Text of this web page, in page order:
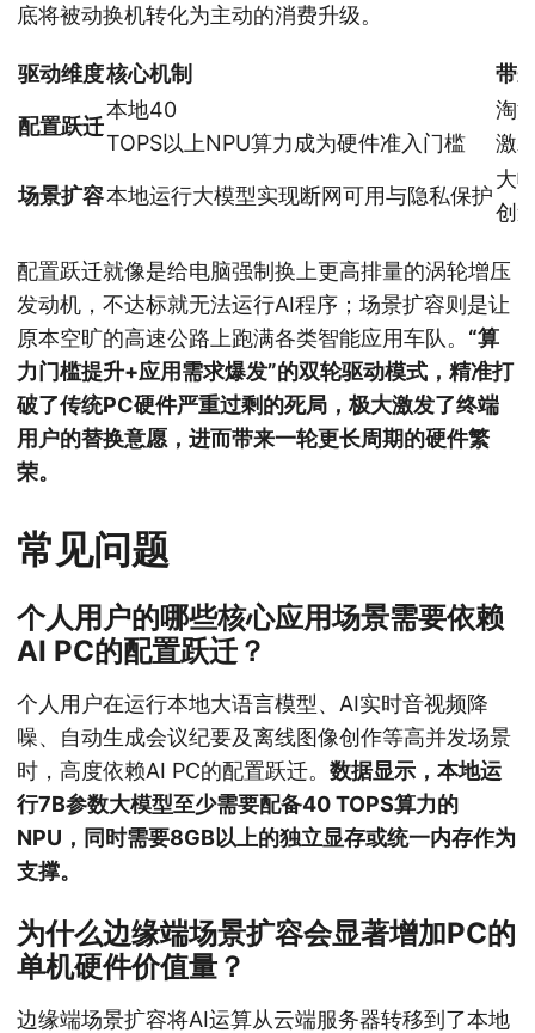
底将被动换机转化为主动的消费升级。
驱动维度核心机制 带
配置跃迁
本地40
TOPS以上NPU算力成为硬件准入门槛
淘
激
场景扩容本地运行大模型实现断网可用与隐私保护
大
创
配置跃迁就像是给电脑强制换上更高排量的涡轮增压
发动机，不达标就无法运行AI程序；场景扩容则是让
原本空旷的高速公路上跑满各类智能应用车队。 “算
力门槛提升+应用需求爆发”的双轮驱动模式，精准打
破了传统PC硬件严重过剩的死局，极大激发了终端
用户的替换意愿，进而带来一轮更长周期的硬件繁
荣。
常见问题
个人用户的哪些核心应用场景需要依赖
AI PC的配置跃迁？
个人用户在运行本地大语言模型、AI实时音视频降
噪、自动生成会议纪要及离线图像创作等高并发场景
时，高度依赖AI PC的配置跃迁。 数据显示，本地运
行7B参数大模型至少需要配备40 TOPS算力的
NPU，同时需要8GB以上的独立显存或统一内存作为
支撑。
为什么边缘端场景扩容会显著增加PC的
单机硬件价值量？
边缘端场景扩容将AI运算从云端服务器转移到了本地